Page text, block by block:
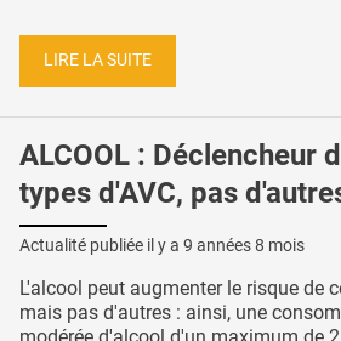
LIRE LA SUITE
ALCOOL : Déclencheur
types d'AVC, pas
Actualité publiée il y a 9 années 8 mois
L'alcool peut augmenter le risque de
mais pas d'autres : ainsi, une